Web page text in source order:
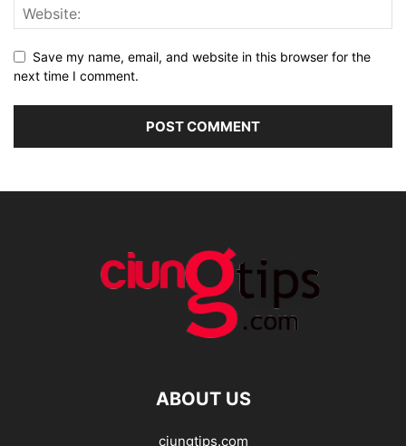
Save my name, email, and website in this browser for the
next time I comment.
ABOUT US
ciungtips.com